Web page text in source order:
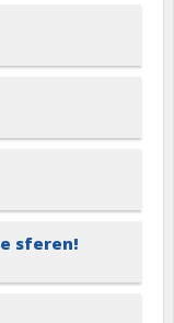
sferen!